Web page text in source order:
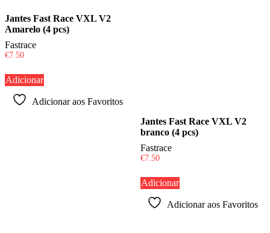
Jantes Fast Race VXL V2
Amarelo (4 pcs)
Fastrace
€7.50
Adicionar
Adicionar aos Favoritos
Jantes Fast Race VXL V2
branco (4 pcs)
Fastrace
€7.50
Adicionar
Adicionar aos Favoritos